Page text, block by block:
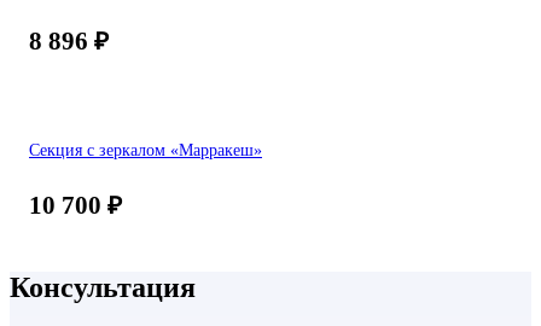
8 896 ₽
Секция с зеркалом «Марракеш»
10 700 ₽
Консультация